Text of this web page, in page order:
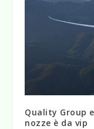
Quality Group
nozze è da vip